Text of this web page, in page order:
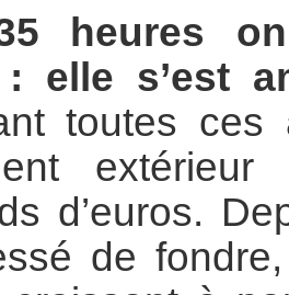
heures
elle s’est
toutes
d’euros.
de